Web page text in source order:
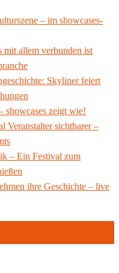
– im showcases-
allem verbunden ist
Skyliner feiert
showcases zeigt wie!
Veranstalter sichtbarer –
– Ein Festival zum
ihre Geschichte – live